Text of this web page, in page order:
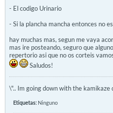
- El codigo Urinario
- Si la plancha mancha entonces no
hay muchas mas, segun me vaya
mas ire posteando, seguro que
repertorio asi que no os corteis
Saludos!
\".. Im going down with the kamikaze
Etiquetas: Ninguno